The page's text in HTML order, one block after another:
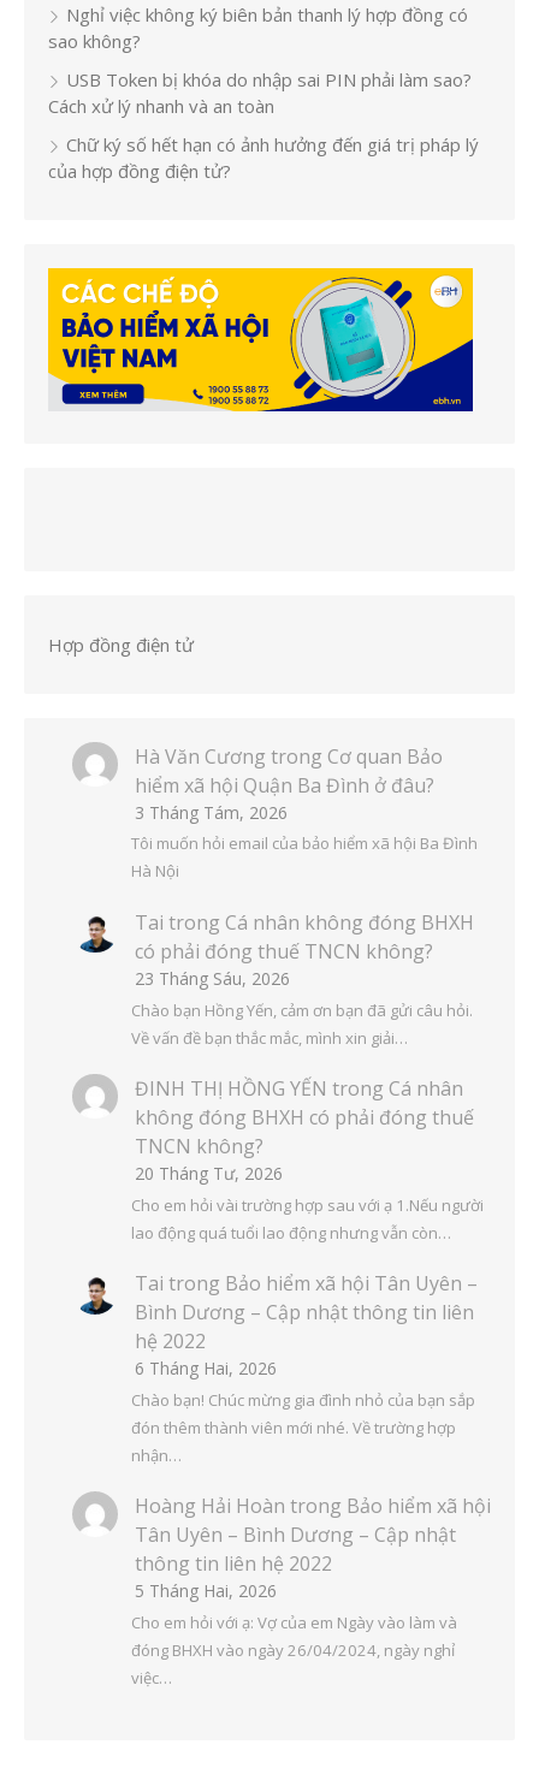
Nghỉ việc không ký biên bản thanh lý hợp đồng có
sao không?
USB Token bị khóa do nhập sai PIN phải làm sao?
Cách xử lý nhanh và an toàn
Chữ ký số hết hạn có ảnh hưởng đến giá trị pháp lý
của hợp đồng điện tử?
Hợp đồng điện tử
Hà Văn Cương trong Cơ quan Bảo
hiểm xã hội Quận Ba Đình ở đâu?
3 Tháng Tám, 2026
Tôi muốn hỏi email của bảo hiểm xã hội Ba Đình
Hà Nội
Tai trong Cá nhân không đóng BHXH
có phải đóng thuế TNCN không?
23 Tháng Sáu, 2026
Chào bạn Hồng Yến, cảm ơn bạn đã gửi câu hỏi.
Về vấn đề bạn thắc mắc, mình xin giải…
ĐINH THỊ HỒNG YẾN trong Cá nhân
không đóng BHXH có phải đóng thuế
TNCN không?
20 Tháng Tư, 2026
Cho em hỏi vài trường hợp sau với ạ 1.Nếu người
lao động quá tuổi lao động nhưng vẫn còn…
Tai trong Bảo hiểm xã hội Tân Uyên –
Bình Dương – Cập nhật thông tin liên
hệ 2022
6 Tháng Hai, 2026
Chào bạn! Chúc mừng gia đình nhỏ của bạn sắp
đón thêm thành viên mới nhé. Về trường hợp
nhận…
Hoàng Hải Hoàn trong Bảo hiểm xã hội
Tân Uyên – Bình Dương – Cập nhật
thông tin liên hệ 2022
5 Tháng Hai, 2026
Cho em hỏi với ạ: Vợ của em Ngày vào làm và
đóng BHXH vào ngày 26/04/2024, ngày nghỉ
việc…